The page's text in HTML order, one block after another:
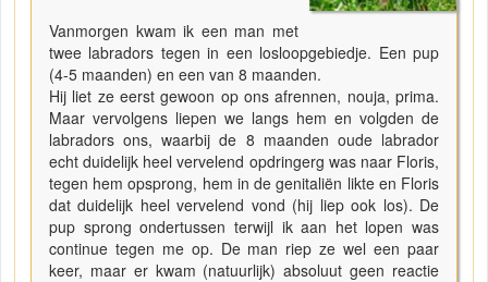
Vanmorgen kwam ik een man met
twee labradors tegen in een losloopgebiedje. Een pup
(4-5 maanden) en een van 8 maanden.
Hij liet ze eerst gewoon op ons afrennen, nouja, prima.
Maar vervolgens liepen we langs hem en volgden de
labradors ons, waarbij de 8 maanden oude labrador
echt duidelijk heel vervelend opdringerg was naar Floris,
tegen hem opsprong, hem in de genitaliën likte en Floris
dat duidelijk heel vervelend vond (hij liep ook los). De
pup sprong ondertussen terwijl ik aan het lopen was
continue tegen me op. De man riep ze wel een paar
keer, maar er kwam (natuurlijk) absoluut geen reactie